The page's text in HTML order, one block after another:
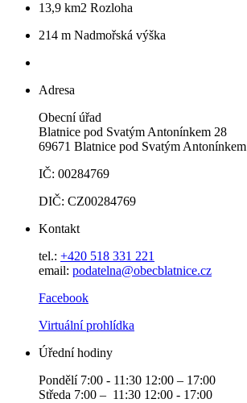
13,9 km2 Rozloha
214 m Nadmořská výška
Adresa
Obecní úřad
Blatnice pod Svatým Antonínkem 28
69671 Blatnice pod Svatým Antonínkem
IČ: 00284769
DIČ: CZ00284769
Kontakt
tel.: +420 518 331 221
email: podatelna@obecblatnice.cz
Facebook
Virtuální prohlídka
Úřední hodiny
Pondělí 7:00 - 11:30 12:00 – 17:00
Středa 7:00 – 11:30 12:00 - 17:00